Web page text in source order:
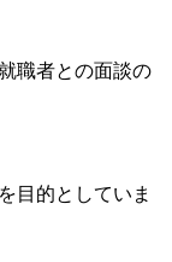
者との面談の
目的としていま